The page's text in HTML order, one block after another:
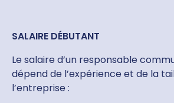
SALAIRE DÉBUTANT
Le salaire d’un responsable
dépend de l’expérience et de la
l’entreprise :